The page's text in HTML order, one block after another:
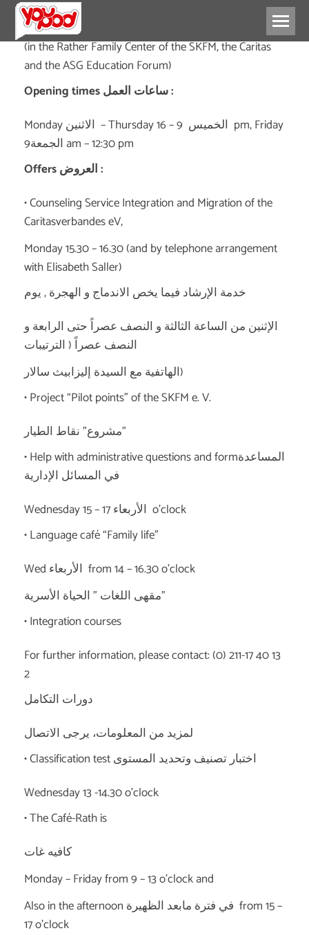
(in the Rather Family Center of the SKFM, the Caritas
and the ASG Education Forum)
Opening times ساعات العمل :
Monday الاثنين – Thursday الخميس 9 – 16 pm, Friday
الجمعة9 am – 12:30 pm
Offers العروض :
• Counseling Service Integration and Migration of the
Caritasverbandes eV,
Monday 15.30 – 16.30 (and by telephone arrangement
with Elisabeth Saller)
خدمة الإرشاد فيما يخص الاندماج و الهجرة , يوم
الإثنين من الساعة الثالثة و النصف عصراً حتى الرابعة و
النصف عصراً ( الترتيبات
الهاتفية مع السيدة إليزابيث سالار)
• Project “Pilot points” of the SKFM e. V.
مشروع” نقاط الطيار”
• Help with administrative questions and formالمساعدة
في المسائل الإدارية
Wednesday 15 – 17 الأربعاء o’clock
• Language café “Family life”
Wed الأربعاء from 14 – 16.30 o’clock
مقهى اللغات ” الحياة الأسرية”
• Integration courses
For further information, please contact: (0) 211-17 40 13
2
دورات التكامل
لمزيد من المعلومات، يرجى الاتصال
• Classification test اختبار تصنيف وتحديد المستوى
Wednesday 13 -14.30 o’clock
• The Café-Rath is
كافيه غات
Monday – Friday from 9 – 13 o’clock and
Also in the afternoon في فترة مابعد الظهيرة from 15 –
17 o’clock